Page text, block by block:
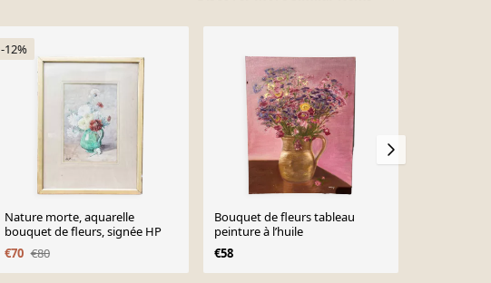
-12%
Nature morte, aquarelle
bouquet de fleurs, signée HP
€70 €80
Bouquet de fleurs tableau
peinture à l’huile
€58